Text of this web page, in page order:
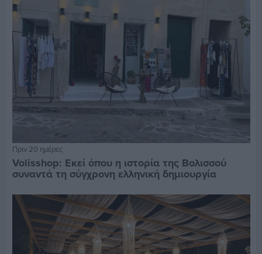
Πριν 20 ημέρες
Volisshop: Εκεί όπου η ιστορία της Βολισσού
συναντά τη σύγχρονη ελληνική δημιουργία